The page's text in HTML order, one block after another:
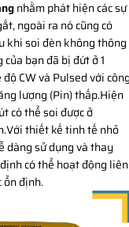
nhằm phát hiện các sự
ngoài ra nó cũng có
khi soi đèn không thông
bạn đã bị đứt ở 1
CW và Pulsed với
lượng (Pin) thấp.Hiện
có thể soi được ở
thiết kế tinh tế nhỏ
dàng sử dụng và thay
có thể hoạt động liên
ổn định.